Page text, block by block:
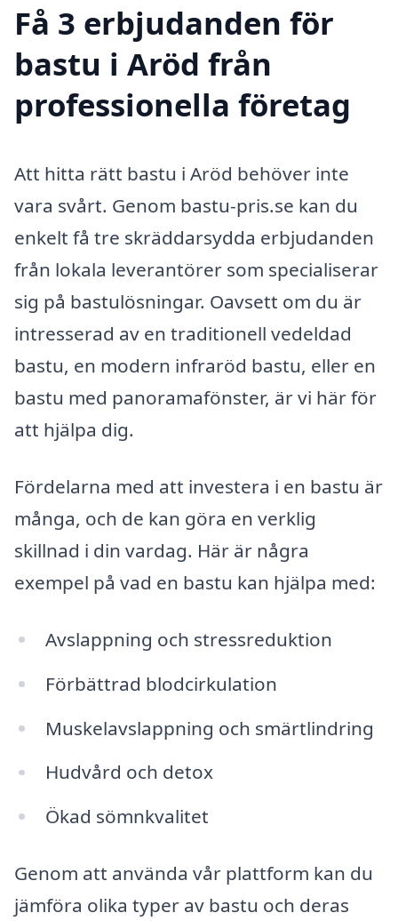
Få 3 erbjudanden för
bastu i Aröd från
professionella företag
Att hitta rätt bastu i Aröd behöver inte
vara svårt. Genom bastu-pris.se kan du
enkelt få tre skräddarsydda erbjudanden
från lokala leverantörer som specialiserar
sig på bastulösningar. Oavsett om du är
intresserad av en traditionell vedeldad
bastu, en modern infraröd bastu, eller en
bastu med panoramafönster, är vi här för
att hjälpa dig.
Fördelarna med att investera i en bastu är
många, och de kan göra en verklig
skillnad i din vardag. Här är några
exempel på vad en bastu kan hjälpa med:
Avslappning och stressreduktion
Förbättrad blodcirkulation
Muskelavslappning och smärtlindring
Hudvård och detox
Ökad sömnkvalitet
Genom att använda vår plattform kan du
jämföra olika typer av bastu och deras